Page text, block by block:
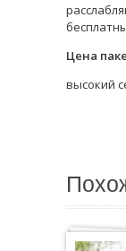
Цена
высокий